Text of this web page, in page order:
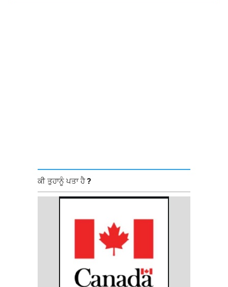
ਕੀ ਤੁਹਾਨੂੰ ਪਤਾ ਹੈ ?